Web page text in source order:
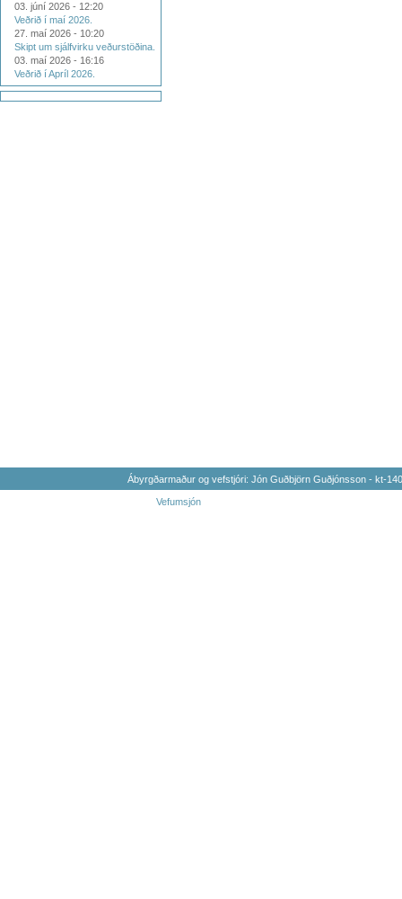
03. júní 2026 - 12:20
Veðrið í maí 2026.
27. maí 2026 - 10:20
Skipt um sjálfvirku veðurstöðina.
03. maí 2026 - 16:16
Veðrið í Apríl 2026.
Ábyrgðarmaður og vefstjóri: Jón Guðbjörn Guðjónsson - kt-
Vefumsjón